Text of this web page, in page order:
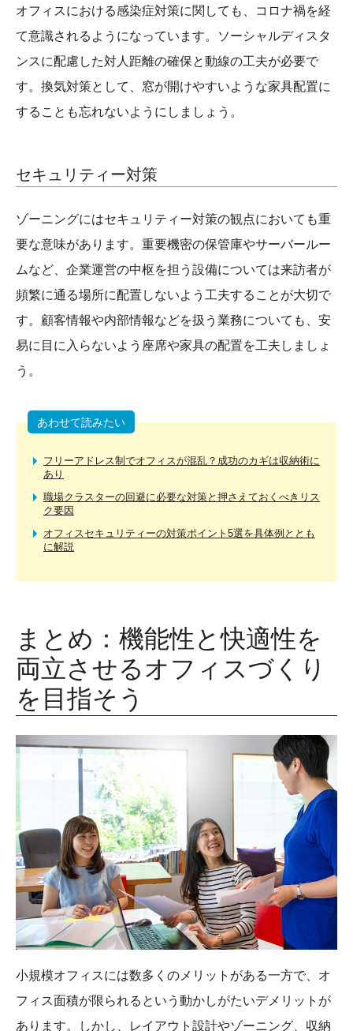
オフィスにおける感染症対策に関しても、コロナ禍を経
て意識されるようになっています。ソーシャルディスタ
ンスに配慮した対人距離の確保と動線の工夫が必要で
す。換気対策として、窓が開けやすいような家具配置に
することも忘れないようにしましょう。
セキュリティー対策
ゾーニングにはセキュリティー対策の観点においても重
要な意味があります。重要機密の保管庫やサーバールー
ムなど、企業運営の中枢を担う設備については来訪者が
頻繁に通る場所に配置しないよう工夫することが大切で
す。顧客情報や内部情報などを扱う業務についても、安
易に目に入らないよう座席や家具の配置を工夫しましょ
う。
あわせて読みたい
フリーアドレス制でオフィスが混乱？成功のカギは収納術に
あり
職場クラスターの回避に必要な対策と押さえておくべきリス
ク要因
オフィスセキュリティーの対策ポイント5選を具体例ととも
に解説
まとめ：機能性と快適性を
両立させるオフィスづくり
を目指そう
小規模オフィスには数多くのメリットがある一方で、オ
フィス面積が限られるという動かしがたいデメリットが
あります。しかし、レイアウト設計やゾーニング、収納